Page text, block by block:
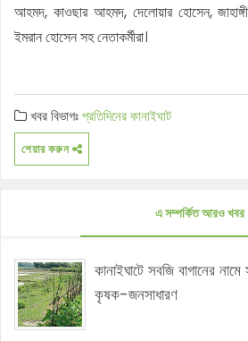
আহমদ, কাওছার আহমদ, দেলোয়ার হোসেন,
ইমরান হোসেন সহ নেতাকর্মীরা।
খবর বিভাগঃপ্রতিদিনের কানাইঘাট
শেয়ার করুন
এ সম্পর্কিত আরও খবর
কানাইঘাটে সবজি বাগানের
কৃষক-জনসাধারণ